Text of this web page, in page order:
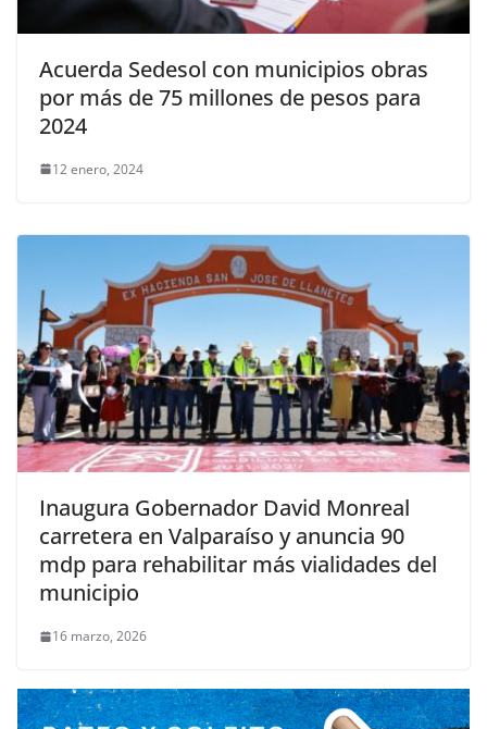
Acuerda Sedesol con municipios obras
por más de 75 millones de pesos para
2024
12 enero, 2024
Inaugura Gobernador David Monreal
carretera en Valparaíso y anuncia 90
mdp para rehabilitar más vialidades del
municipio
16 marzo, 2026